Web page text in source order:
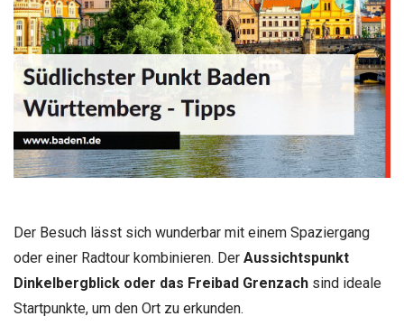
Der Besuch lässt sich wunderbar mit einem Spaziergang
oder einer Radtour kombinieren. Der Aussichtspunkt
Dinkelbergblick oder das Freibad Grenzach sind ideale
Startpunkte, um den Ort zu erkunden.